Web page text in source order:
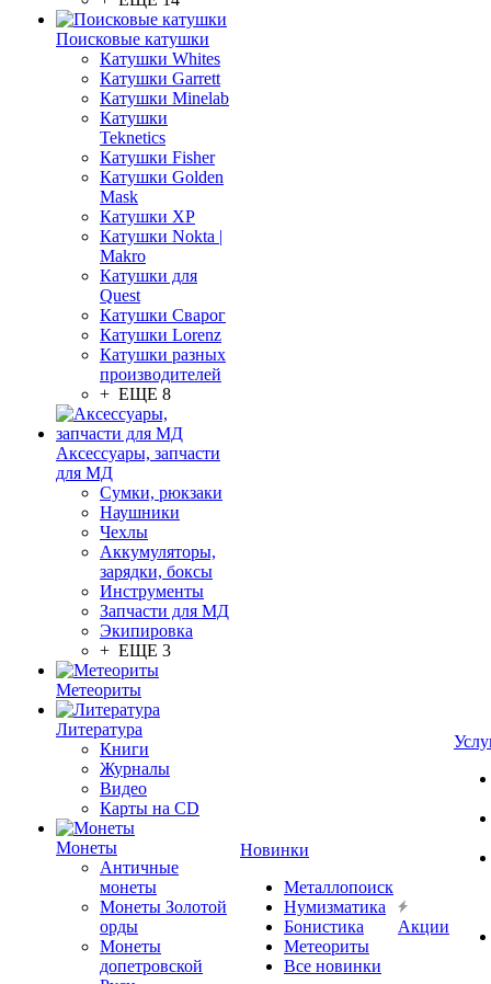
Поисковые катушки
Катушки Whites
Катушки Garrett
Катушки Minelab
Катушки
Teknetics
Катушки Fisher
Катушки Golden
Mask
Катушки XP
Катушки Nokta |
Makro
Катушки для
Quest
Катушки Сварог
Катушки Lorenz
Катушки разных
производителей
+ ЕЩЕ 8
Аксессуары, запчасти
для МД
Сумки, рюкзаки
Наушники
Чехлы
Аккумуляторы,
зарядки, боксы
Инструменты
Запчасти для МД
Экипировка
+ ЕЩЕ 3
Метеориты
Литература
Книги
Журналы
Видео
Карты на CD
Монеты
Античные
монеты
Монеты Золотой
орды
Монеты
допетровской
Новинки
Металлопоиск
Нумизматика
Бонистика
Метеориты
Все новинки
Акции